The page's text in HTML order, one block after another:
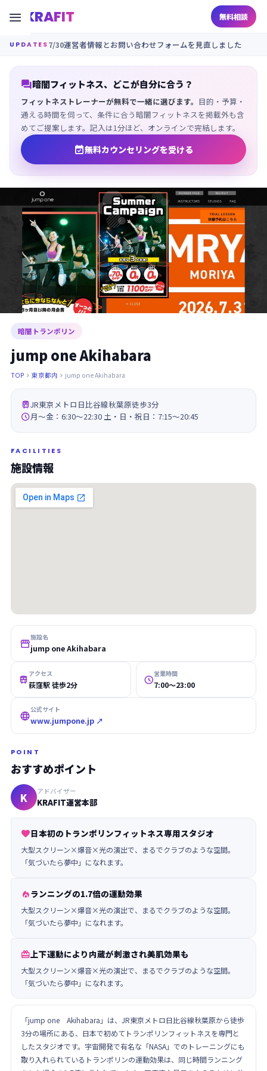
KRAFIT 無料相談

UPDATES 7/30運営者情報とお問い合わせフォームを見直しました
暗闇フィットネス、どこが自分に合う？
フィットネストレーナーが無料で一緒に選びます。 目的・予算・
通える時間を伺って、条件に合う暗闇フィットネスを掲載外も含
めてご提案します。記入は1分ほど、オンラインで完結します。
無料カウンセリングを受ける
暗闇トランポリン
jump one Akihabara
TOP  東京都内  jump one Akihabara
JR東京メトロ日比谷線秋葉原徒歩3分
月～金：6:30～22:30 土・日・祝日：7:15～20:45
FACILITIES
施設情報
施設名
jump one Akihabara
 アクセス
荻窪駅 徒歩2分 営業時間
7:00〜23:00
公式サイト
www.jumpone.jp ↗
POINT
おすすめポイント
K アドバイザー
KRAFIT運営本部
日本初のトランポリンフィットネス専用スタジオ
大型スクリーン×爆音×光の演出で、まるでクラブのような空間。
「気づいたら夢中」になれます。
ランニングの1.7倍の運動効果
大型スクリーン×爆音×光の演出で、まるでクラブのような空間。
「気づいたら夢中」になれます。
上下運動により内蔵が刺激され美肌効果も
大型スクリーン×爆音×光の演出で、まるでクラブのような空間。
「気づいたら夢中」になれます。
「jump one Akihabara」は、JR東京メトロ日比谷線秋葉原から徒歩
3分の場所にある、日本で初めてトランポリンフィットネスを専門と
したスタジオです。宇宙開発で有名な「NASA」でのトレーニングにも
取り入れられているトランポリンの運動効果は、同じ時間ランニング